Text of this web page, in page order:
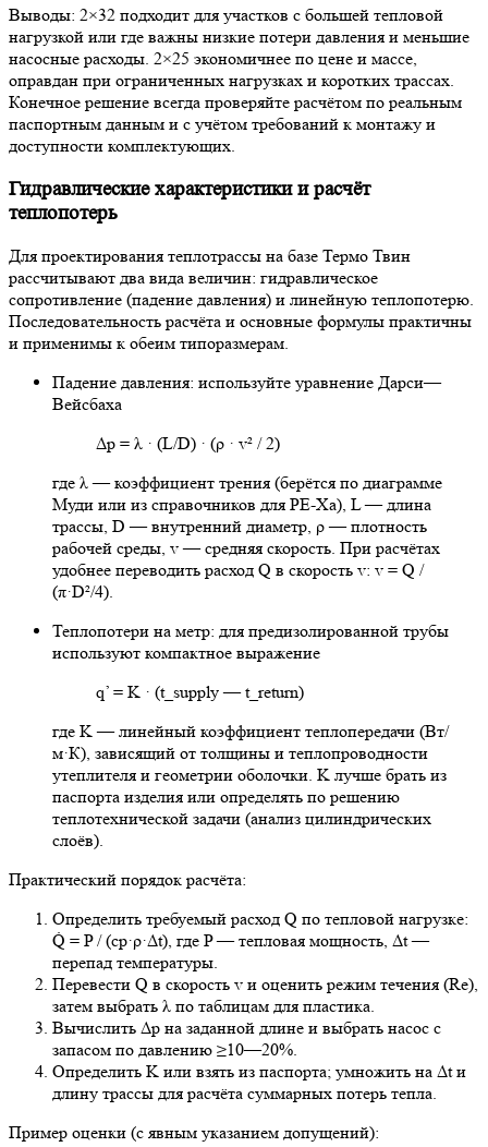
Выводы: 2×32 подходит для участков с большей тепловой
нагрузкой или где важны низкие потери давления и меньшие
насосные расходы. 2×25 экономичнее по цене и массе,
оправдан при ограниченных нагрузках и коротких трассах.
Конечное решение всегда проверяйте расчётом по реальным
паспортным данным и с учётом требований к монтажу и
доступности комплектующих.
Гидравлические характеристики и расчёт
теплопотерь
Для проектирования теплотрассы на базе Термо Твин
рассчитывают два вида величин: гидравлическое
сопротивление (падение давления) и линейную теплопотерю.
Последовательность расчёта и основные формулы практичны
и применимы к обеим типоразмерам.
Падение давления: используйте уравнение Дарси—
Вейсбаха
Δp = λ · (L/D) · (ρ · v² / 2)
где λ — коэффициент трения (берётся по диаграмме
Муди или из справочников для PE-Xa), L — длина
трассы, D — внутренний диаметр, ρ — плотность
рабочей среды, v — средняя скорость. При расчётах
удобнее переводить расход Q в скорость v: v = Q /
(π·D²/4).
Теплопотери на метр: для предизолированной трубы
используют компактное выражение
q’ = K · (t_supply — t_return)
где K — линейный коэффициент теплопередачи (Вт/
м·К), зависящий от толщины и теплопроводности
утеплителя и геометрии оболочки. K лучше брать из
паспорта изделия или определять по решению
теплотехнической задачи (анализ цилиндрических
слоёв).
Практический порядок расчёта:
Определить требуемый расход Q по тепловой нагрузке:
Q̇ = P / (cp·ρ·Δt), где P — тепловая мощность, Δt —
перепад температуры.
Перевести Q в скорость v и оценить режим течения (Re),
затем выбрать λ по таблицам для пластика.
Вычислить Δp на заданной длине и выбрать насос с
запасом по давлению ≥10—20%.
Определить K или взять из паспорта; умножить на Δt и
длину трассы для расчёта суммарных потерь тепла.
Пример оценки (с явным указанием допущений):